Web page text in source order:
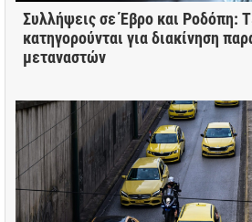
Συλλήψεις σε Έβρο και Ροδόπη:
κατηγορούνται για διακίνηση
μεταναστών